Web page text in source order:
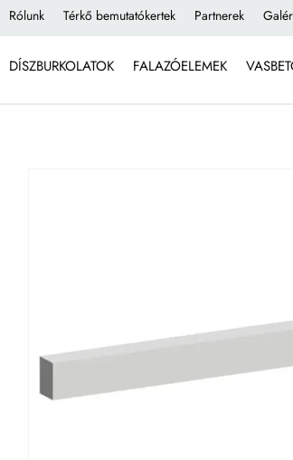
Rólunk Térkő bemutatókertek Partnerek
DÍSZBURKOLATOK FALAZÓELEMEK